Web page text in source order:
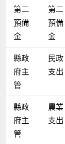
第二
預備
金
第二
預備
金
縣政
府主
管
民政
支出
縣政
府主
管
農業
支出